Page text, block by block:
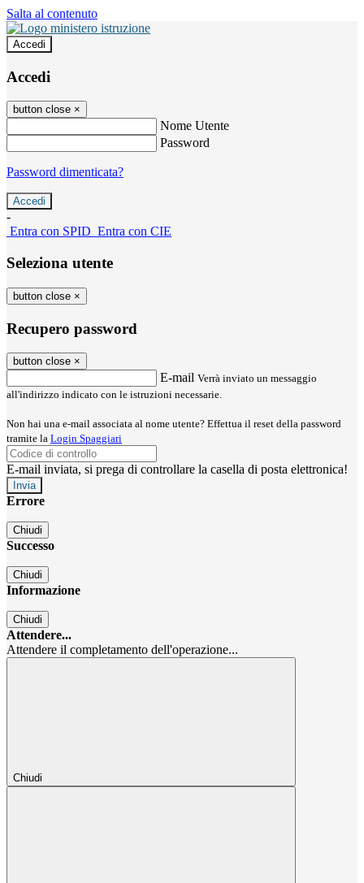
Salta al contenuto
Accedi
Accedi
button close ×
Nome Utente
Password
Password dimenticata?
-
Entra con SPID Entra con CIE
Seleziona utente
button close ×
Recupero password
button close ×
E-mail Verrà inviato un messaggio
all'indirizzo indicato con le istruzioni necessarie.
Non hai una e-mail associata al nome utente? Effettua il reset della password
tramite la Login Spaggiari
E-mail inviata, si prega di controllare la casella di posta elettronica!
Errore
Chiudi
Successo
Chiudi
Informazione
Chiudi
Attendere...
Attendere il completamento dell'operazione...
Chiudi